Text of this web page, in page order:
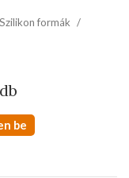
Szilikon formák
be